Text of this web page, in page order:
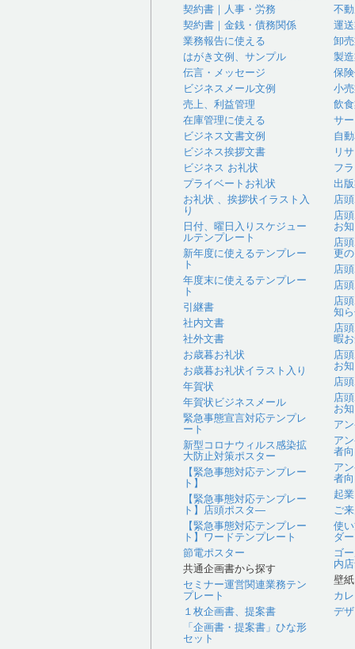
契約書｜人事・労務
契約書｜金銭・債務関係
業務報告に使える
はがき文例、サンプル
伝言・メッセージ
ビジネスメール文例
売上、利益管理
在庫管理に使える
ビジネス文書文例
ビジネス挨拶文書
ビジネス お礼状
プライベートお礼状
お礼状 、挨拶状イラスト入
り
日付、曜日入りスケジュー
ルテンプレート
新年度に使えるテンプレー
ト
年度末に使えるテンプレー
ト
引継書
社内文書
社外文書
お歳暮お礼状
お歳暮お礼状イラスト入り
年賀状
年賀状ビジネスメール
緊急事態宣言対応テンプレ
ート
新型コロナウィルス感染拡
大防止対策ポスター
【緊急事態対応テンプレー
ト】
【緊急事態対応テンプレー
ト】店頭ポスタ―
【緊急事態対応テンプレー
ト】ワードテンプレート
節電ポスター
共通企画書から探す
セミナー運営関連業務テン
プレート
１枚企画書、提案書
「企画書・提案書」ひな形
セット
不
運
卸
製
保
小
飲
サ
自
リ
フ
出
店
店
お
店
更
店
店
店
知
店
暇
店
お
店
店
お
ア
ア
者
ア
者
起
ご
使
ダー
ゴ
内
壁紙
カ
デ